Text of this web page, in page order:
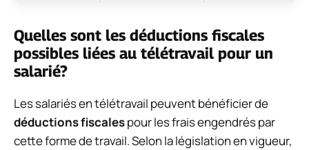
Quelles sont les déductions fiscales
possibles liées au télétravail pour un
salarié?
Les salariés en télétravail peuvent bénéficier de
déductions fiscalespour les frais engendrés par
cette forme de travail. Selon la législation en vigueur,